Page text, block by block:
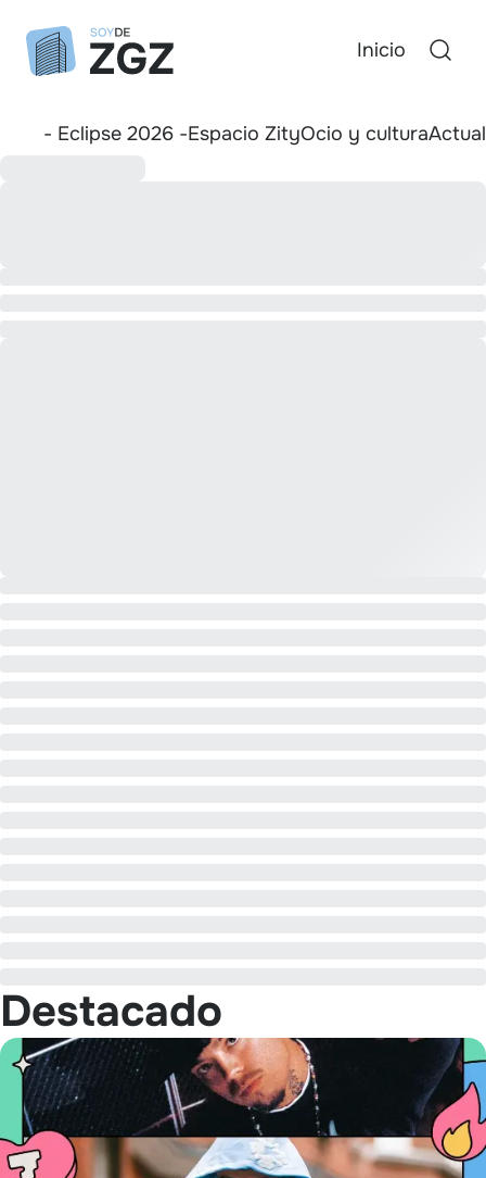
Inicio
- Eclipse 2026 -Espacio ZityOcio y cultura
Destacado